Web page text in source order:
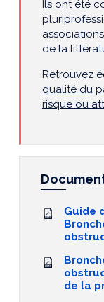
Ils ont été
de la
Retrouvez
qualité du
risque ou
Guide
de la